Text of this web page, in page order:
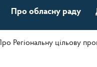
Про обласну раду
Про Регіональну цільову